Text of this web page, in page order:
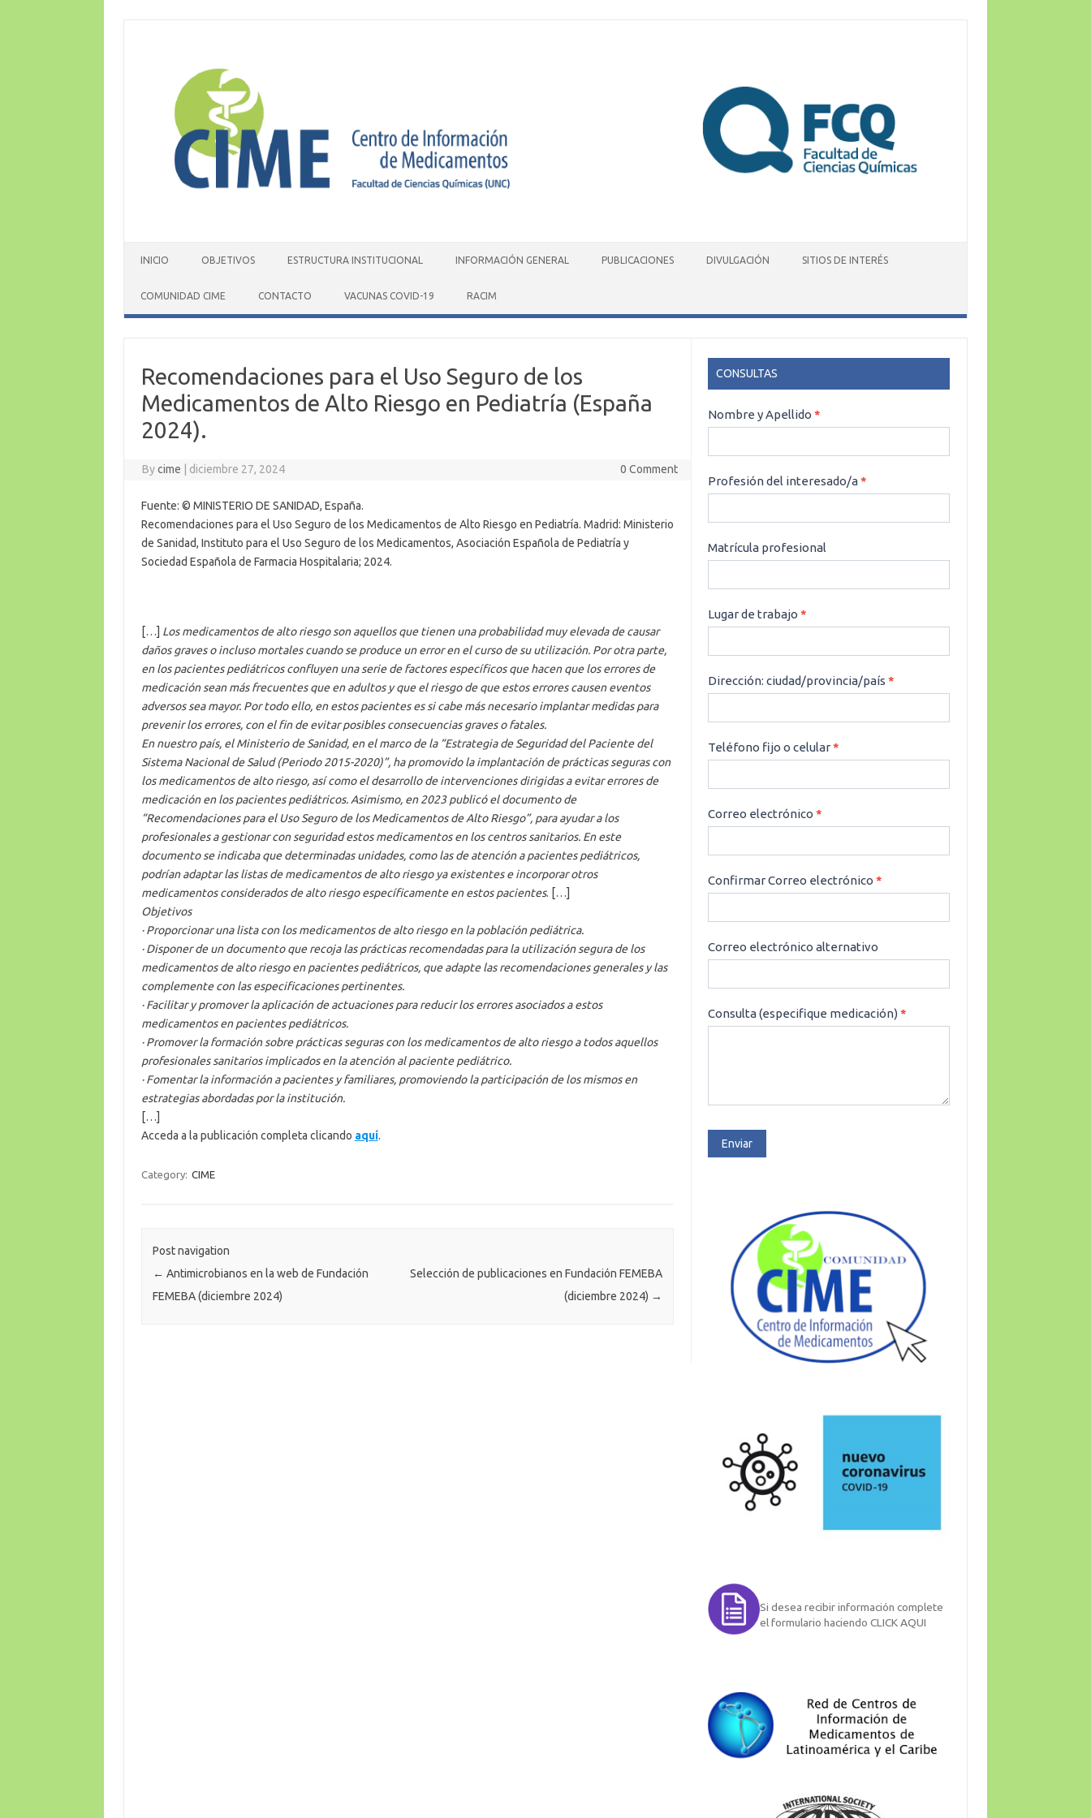
INICIO OBJETIVOS ESTRUCTURA INSTITUCIONAL INFORMACIÓN GENERAL PUBLICACIONES DIVULGACIÓN SITIOS DE INTERÉS
COMUNIDAD CIME CONTACTO VACUNAS COVID-19 RACIM
Recomendaciones para el Uso Seguro de los
Medicamentos de Alto Riesgo en Pediatría (España
2024).
Bycime diciembre 27, 2024 0 Comment
Fuente: © MINISTERIO DE SANIDAD, España.
Recomendaciones para el Uso Seguro de los Medicamentos de Alto Riesgo en Pediatría. Madrid: Ministerio
de Sanidad, Instituto para el Uso Seguro de los Medicamentos, Asociación Española de Pediatría y
Sociedad Española de Farmacia Hospitalaria; 2024.
[…] Los medicamentos de alto riesgo son aquellos que tienen una probabilidad muy elevada de causar
daños graves o incluso mortales cuando se produce un error en el curso de su utilización. Por otra parte,
en los pacientes pediátricos confluyen una serie de factores específicos que hacen que los errores de
medicación sean más frecuentes que en adultos y que el riesgo de que estos errores causen eventos
adversos sea mayor. Por todo ello, en estos pacientes es si cabe más necesario implantar medidas para
prevenir los errores, con el fin de evitar posibles consecuencias graves o fatales.
En nuestro país, el Ministerio de Sanidad, en el marco de la “Estrategia de Seguridad del Paciente del
Sistema Nacional de Salud (Periodo 2015-2020)”, ha promovido la implantación de prácticas seguras con
los medicamentos de alto riesgo, así como el desarrollo de intervenciones dirigidas a evitar errores de
medicación en los pacientes pediátricos. Asimismo, en 2023 publicó el documento de
“Recomendaciones para el Uso Seguro de los Medicamentos de Alto Riesgo”, para ayudar a los
profesionales a gestionar con seguridad estos medicamentos en los centros sanitarios. En este
documento se indicaba que determinadas unidades, como las de atención a pacientes pediátricos,
podrían adaptar las listas de medicamentos de alto riesgo ya existentes e incorporar otros
medicamentos considerados de alto riesgo específicamente en estos pacientes. […]
Objetivos
· Proporcionar una lista con los medicamentos de alto riesgo en la población pediátrica.
· Disponer de un documento que recoja las prácticas recomendadas para la utilización segura de los
medicamentos de alto riesgo en pacientes pediátricos, que adapte las recomendaciones generales y las
complemente con las especificaciones pertinentes.
· Facilitar y promover la aplicación de actuaciones para reducir los errores asociados a estos
medicamentos en pacientes pediátricos.
· Promover la formación sobre prácticas seguras con los medicamentos de alto riesgo a todos aquellos
profesionales sanitarios implicados en la atención al paciente pediátrico.
· Fomentar la información a pacientes y familiares, promoviendo la participación de los mismos en
estrategias abordadas por la institución.
[…]
Acceda a la publicación completa clicando aquí.
Category: CIME
Post navigation
← Antimicrobianos en la web de Fundación
FEMEBA (diciembre 2024)
Selección de publicaciones en Fundación FEMEBA
(diciembre 2024) →
CONSULTAS
CONSULTAS
Nombre y Apellido*
Profesión del interesado/a*
Matrícula profesional
Lugar de trabajo*
Dirección: ciudad/provincia/país*
Teléfono fijo o celular*
Correo electrónico*
Confirmar Correo electrónico*
Correo electrónico alternativo
Consulta (especifique medicación)*
Enviar
Si desea recibir información complete
el formulario haciendo CLICK AQUI